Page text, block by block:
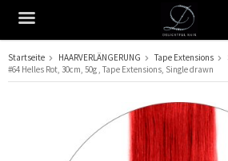
Das Produkt wurde in Ihren
Startseite HAARVERLÄNGERUNG Tape Extensions
#64 Helles Rot, 30cm, 50g , Tape Extensions, Single drawn